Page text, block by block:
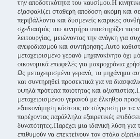
την αποδοτικότητα του καυσίμου.Η
εξασφαλίζει σταθερή απόδοση ακόμη και
περιβάλλοντα και δυσμενείς καιρικές
σχεδιασμός του κινητήρα υποστηρίζει
λειτουργίας, μειώνοντας την ανάγκη για
ανεφοδιασμού και συντήρησης.Αυτό
μεταχειρισμένο γερανό μηχανοκίνητο όχι
οικονομικά επωφελές για μακροχρόνια
Ως μεταχειρισμένο γερανό, το μηχάνημα
και συντηρηθεί προσεκτικά για να
υψηλά πρότυπα ποιότητας και
μεταχειρισμένου γερανού με έλκηθρο
εξοικονόμηση κόστους σε σύγκριση με τα
παρέχοντας παράλληλα εξαιρετικές
δυνατότητες.Παρέχει μια ιδανική λύση για
επιθυμούν να επεκτείνουν τον στόλο